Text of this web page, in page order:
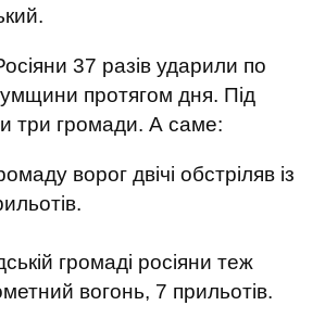
37 разів ударили по
протягом дня. Під
три громади. А саме:
ворог двічі обстріляв із
громаді росіяни теж
вогонь, 7 прильотів.